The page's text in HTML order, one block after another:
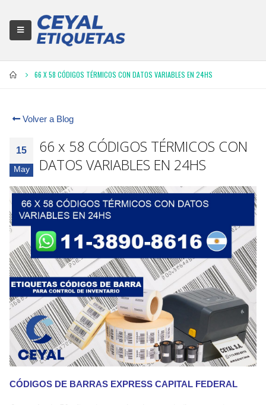
66 X 58 CÓDIGOS TÉRMICOS CON DATOS VARIABLES EN 24HS
Volver a Blog
15
May
66 x 58 CÓDIGOS TÉRMICOS CON
DATOS VARIABLES EN 24HS
CÓDIGOS DE BARRAS EXPRESS CAPITAL FEDERAL